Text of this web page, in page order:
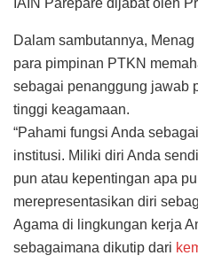
IAIN Parepare dijabat oleh
Dalam sambutannya,
para pimpinan PTKN
sebagai penanggung jawab
tinggi keagamaan.
“Pahami fungsi Anda
institusi. Miliki diri Anda
pun atau kepentingan apa
merepresentasikan diri
Agama di lingkungan kerja
sebagaimana dikutip dari